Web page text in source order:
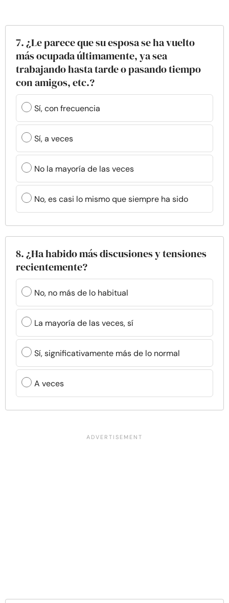
7. ¿Le parece que su esposa se ha vuelto
más ocupada últimamente, ya sea
trabajando hasta tarde o pasando tiempo
con amigos, etc.?
Sí, con frecuencia
Sí, a veces
No la mayoría de las veces
No, es casi lo mismo que siempre ha sido
8. ¿Ha habido más discusiones y tensiones
recientemente?
No, no más de lo habitual
La mayoría de las veces, sí
Sí, significativamente más de lo normal
A veces